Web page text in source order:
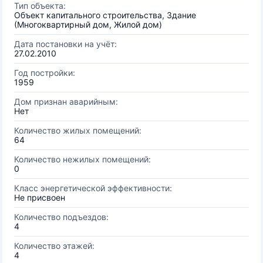
Тип объекта:
Объект капитального строительства, Здание
(Многоквартирный дом, Жилой дом)
Дата постановки на учёт:
27.02.2010
Год постройки:
1959
Дом признан аварийным:
Нет
Количество жилых помещений:
64
Количество нежилых помещений:
0
Класс энергетической эффективности:
Не присвоен
Количество подъездов:
4
Количество этажей:
4